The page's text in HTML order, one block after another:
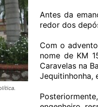
Antes da
redor dos
Com o
nome de KM
Caravelas na
Jequitinhonha,